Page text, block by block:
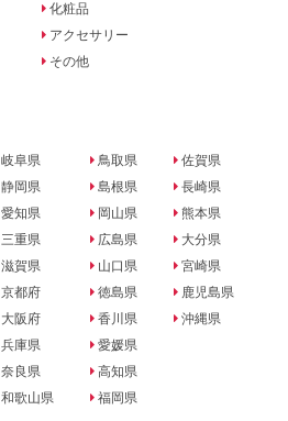
化粧品
アクセサリー
その他
岐阜県
静岡県
愛知県
三重県
滋賀県
京都府
大阪府
兵庫県
奈良県
和歌山県
鳥取県
島根県
岡山県
広島県
山口県
徳島県
香川県
愛媛県
高知県
福岡県
佐賀県
長崎県
熊本県
大分県
宮崎県
鹿児島県
沖縄県